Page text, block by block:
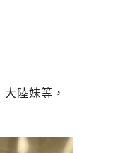
陸妹等，